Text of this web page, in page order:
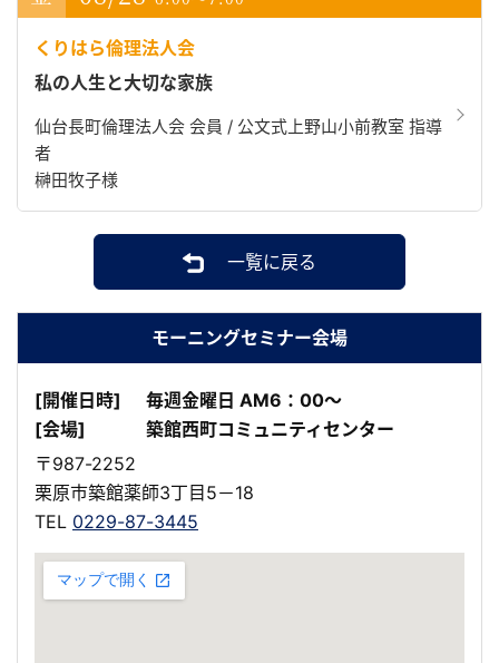
くりはら倫理法人会
私の人生と大切な家族
仙台長町倫理法人会 会員 / 公文式上野山小前教室 指導
者
榊田牧子様
一覧に戻る
モーニングセミナー会場
[開催日時]
毎週金曜日 AM6：00～
[会場]
築館西町コミュニティセンター
〒987-2252
栗原市築館薬師3丁目5－18
TEL 0229-87-3445